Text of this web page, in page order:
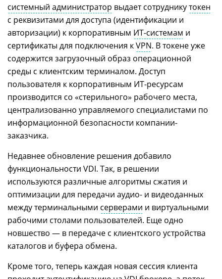
системный администратор выдает сотрудникутокен
с реквизитами для доступа (идентификации и
авторизации) к корпоративным ИТ-системам и
сертификаты для подключения кVPN. В токене уже
содержится загрузочный образ операционной
среды с клиентским терминалом. Доступ
пользователя к корпоративным ИТ-ресурсам
производится со «стерильного» рабочего места,
централизованно управляемого специалистами по
информационной безопасности компании-
заказчика.
Недавнее обновление решения добавило
функциональности VDI. Так, в решении
используются различные алгоритмы сжатия и
оптимизации для передачи аудио- и видеоданных
между терминальными серверами и виртуальными
рабочими столами пользователей. Еще одно
новшество — в передаче с клиентского устройства
каталогов и буфера обмена.
Кроме того, теперь каждая новая сессия клиента